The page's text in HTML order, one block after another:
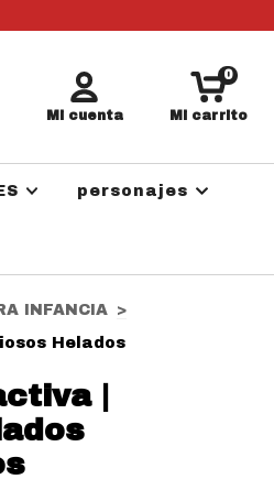
Mi cuenta Mi carrito
0
personajes
INFANCIA >
Helados
|